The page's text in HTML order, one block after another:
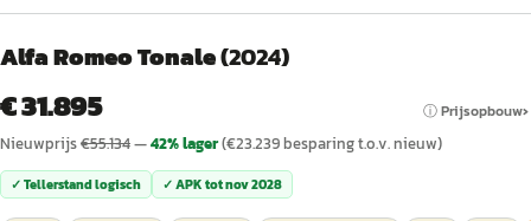
Alfa Romeo Tonale(2024)
€ 31.895 ⓘ Prijsopbouw
Nieuwprijs€55.134—42% lager(€23.239besparing t.o.v. nieuw)
✓ Tellerstand logisch ✓ APK totnov 2028